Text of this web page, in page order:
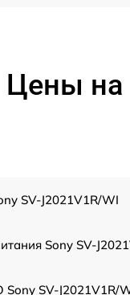
Цены на
SV-J2021V1R/WI
Sony SV-
SV-J2021V1R/